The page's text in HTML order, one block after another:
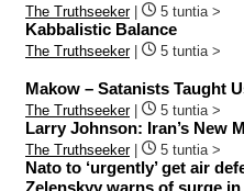
The Truthseeker| 5 tuntia >
Kabbalistic Balance
The Truthseeker| 5 tuntia >
Makow – Satanists Taught
The Truthseeker| 5 tuntia >
Larry Johnson: Iran’s New
The Truthseeker| 5 tuntia >
Nato to ‘urgently’ get air
Zelenskyy warns of surge